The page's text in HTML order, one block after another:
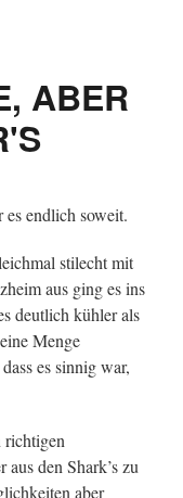
ABER
endlich soweit.
stilecht mit
aus ging es ins
deutlich kühler als
Menge
es sinnig war,
richtigen
den Shark’s zu
aber